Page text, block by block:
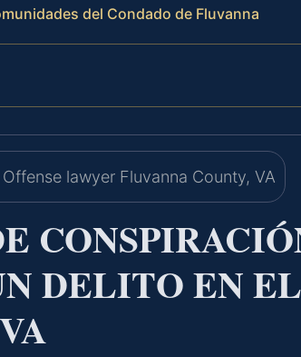
del Condado de Fluvanna
DELITO EN